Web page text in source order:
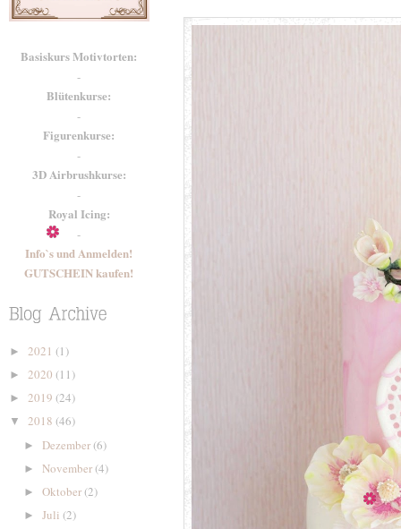
Basiskurs Motivtorten:
-
Blütenkurse:
-
Figurenkurse:
-
3D Airbrushkurse:
-
Royal Icing:
-
Info`s und Anmelden!
GUTSCHEIN kaufen!
► 2021 (1)
► 2020 (11)
► 2019 (24)
▼ 2018 (46)
► Dezember(6)
► November(4)
► Oktober(2)
► Juli (2)